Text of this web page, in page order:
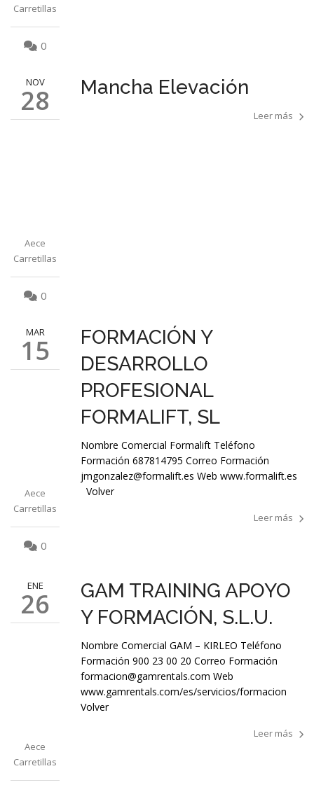
Carretillas
0
NOV
28
Aece
Carretillas
0
Mancha Elevación
Leer más
MAR
15
Aece
Carretillas
0
FORMACIÓN Y
DESARROLLO
PROFESIONAL
FORMALIFT, SL
Nombre Comercial Formalift Teléfono
Formación 687814795 Correo Formación
jmgonzalez@formalift.es Web www.formalift.es
Volver
Leer más
ENE
26
Aece
Carretillas
GAM TRAINING APOYO
Y FORMACIÓN, S.L.U.
Nombre Comercial GAM – KIRLEO Teléfono
Formación 900 23 00 20 Correo Formación
formacion@gamrentals.com Web
www.gamrentals.com/es/servicios/formacion
Volver
Leer más